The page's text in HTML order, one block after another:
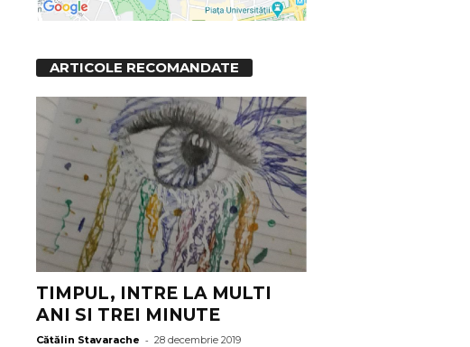
ARTICOLE RECOMANDATE
TIMPUL, INTRE LA MULTI
ANI SI TREI MINUTE
Cătălin Stavarache - 28 decembrie 2019